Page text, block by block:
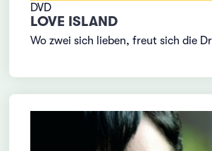
DVD
LOVE ISLAND
Wo zwei sich lieben, freut sich die